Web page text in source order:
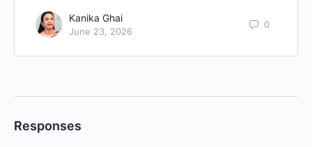
Kanika Ghai
June 23, 2026
0
Responses